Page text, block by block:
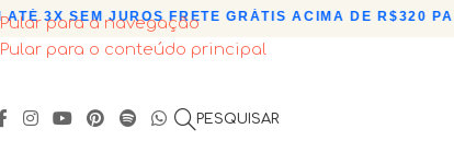
Pular para a navegação
Pular para o conteúdo principal
3X SEM JUROS•FRETE GRÁTIS ACIMA DE R$320
PESQUISAR